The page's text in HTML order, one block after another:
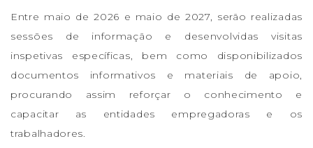
Entre maio de 2026 e maio de 2027, serão realizadas
sessões de informação e desenvolvidas visitas
inspetivas específicas, bem como disponibilizados
documentos informativos e materiais de apoio,
procurando assim reforçar o conhecimento e
capacitar as entidades empregadoras e os
trabalhadores.